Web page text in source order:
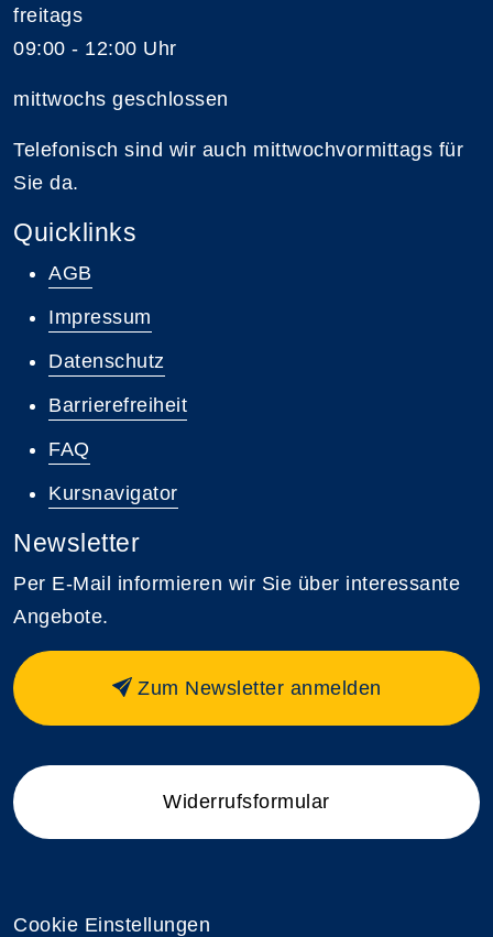
freitags
09:00 - 12:00 Uhr
mittwochs geschlossen
Telefonisch sind wir auch mittwochvormittags für
Sie da.
Quicklinks
AGB
Impressum
Datenschutz
Barrierefreiheit
FAQ
Kursnavigator
Newsletter
Per E-Mail informieren wir Sie über interessante
Angebote.
Zum Newsletter anmelden
Widerrufsformular
Cookie Einstellungen